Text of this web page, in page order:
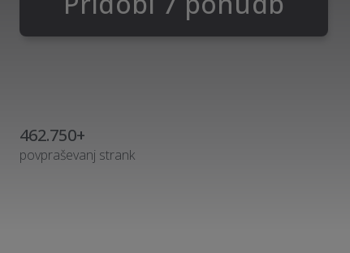
462.750+
povpraševanj strank